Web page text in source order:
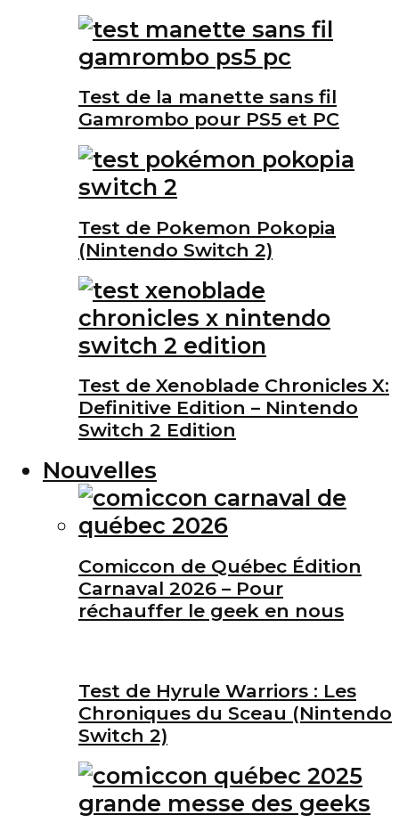
Test de la manette sans fil
Gamrombo pour PS5 et PC
Test de Pokemon Pokopia
(Nintendo Switch 2)
Test de Xenoblade Chronicles X:
Definitive Edition – Nintendo
Switch 2 Edition
Nouvelles
Comiccon de Québec Édition
Carnaval 2026 – Pour
réchauffer le geek en nous
Test de Hyrule Warriors : Les
Chroniques du Sceau (Nintendo
Switch 2)